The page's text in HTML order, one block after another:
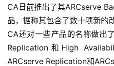
CA日前推出了其ARCserve
品，据称其包含了数十项新的
CA还对一些产品的名称做出
Replication和High
ARCserve Replication和